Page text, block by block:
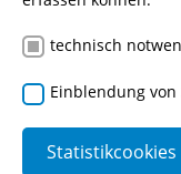
Zwischen
smarte
technisch
Einblendung